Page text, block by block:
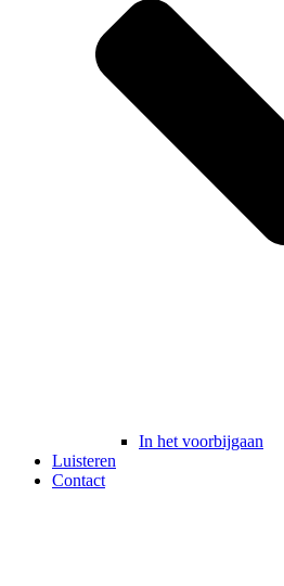
In het voorbijgaan
Luisteren
Contact